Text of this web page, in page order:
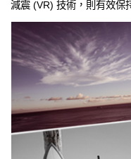
減震 (VR) 技術，則有效保